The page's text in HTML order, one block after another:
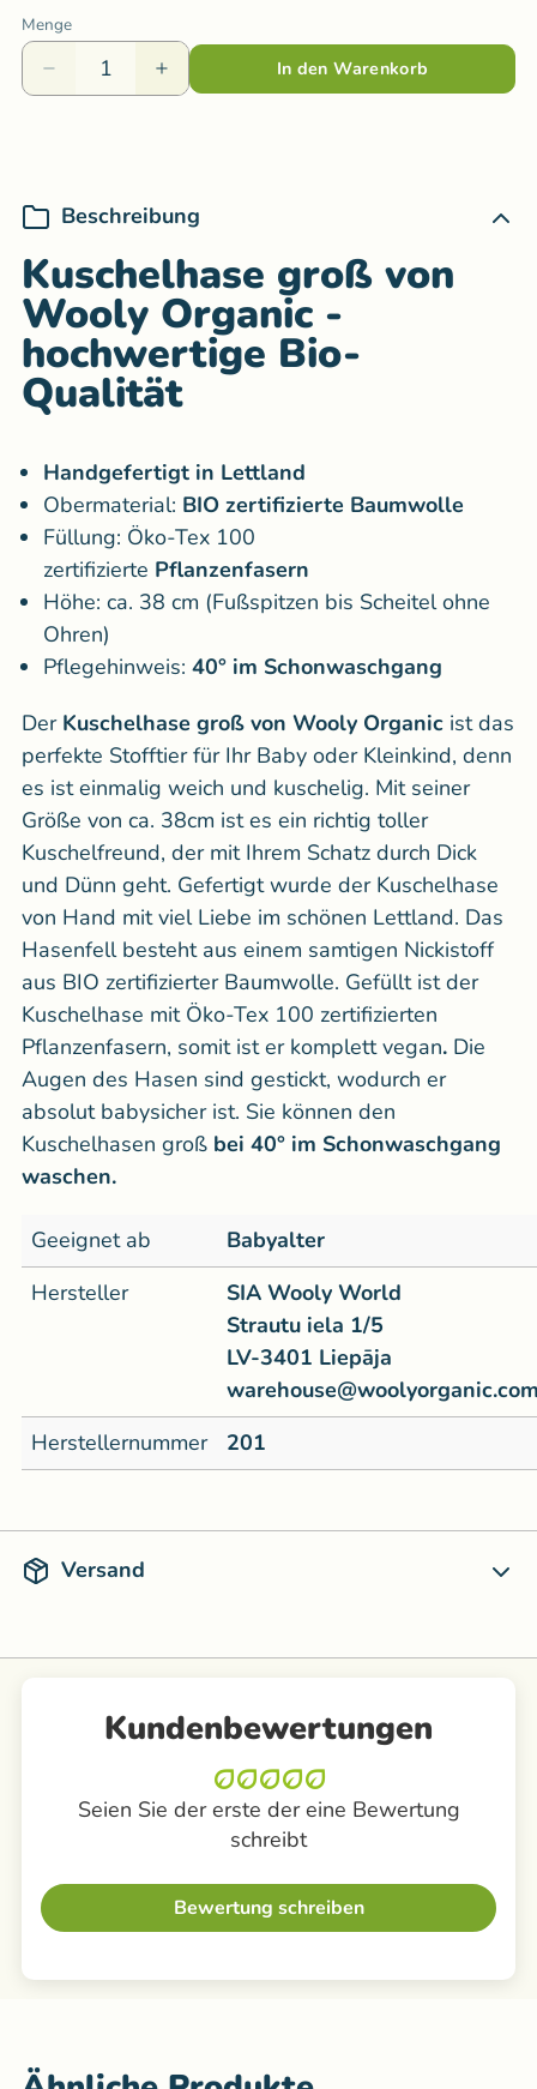
Menge
In den Warenkorb
Beschreibung
Kuschelhase groß von
Wooly Organic -
hochwertige Bio-
Qualität
Handgefertigt in Lettland
Obermaterial: BIO zertifizierte Baumwolle
Füllung: Öko-Tex 100
zertifizierte Pflanzenfasern
Höhe: ca. 38 cm (Fußspitzen bis Scheitel ohne
Ohren)
Pflegehinweis: 40° im Schonwaschgang
Der Kuschelhase groß von Wooly Organic ist das
perfekte Stofftier für Ihr Baby oder Kleinkind, denn
es ist einmalig weich und kuschelig. Mit seiner
Größe von ca. 38cm ist es ein richtig toller
Kuschelfreund, der mit Ihrem Schatz durch Dick
und Dünn geht. Gefertigt wurde der Kuschelhase
von Hand mit viel Liebe im schönen Lettland. Das
Hasenfell besteht aus einem samtigen Nickistoff
aus BIO zertifizierter Baumwolle. Gefüllt ist der
Kuschelhase mit Öko-Tex 100 zertifizierten
Pflanzenfasern, somit ist er komplett vegan. Die
Augen des Hasen sind gestickt, wodurch er
absolut babysicher ist. Sie können den
Kuschelhasen groß bei 40° im Schonwaschgang
waschen.
Geeignet ab
Babyalter
Hersteller
SIA Wooly World
Strautu iela 1/5
LV-3401 Liepāja
Herstellernummer
201
Versand
Kundenbewertungen
Seien Sie der erste der eine Bewertung
schreibt
Bewertung schreiben